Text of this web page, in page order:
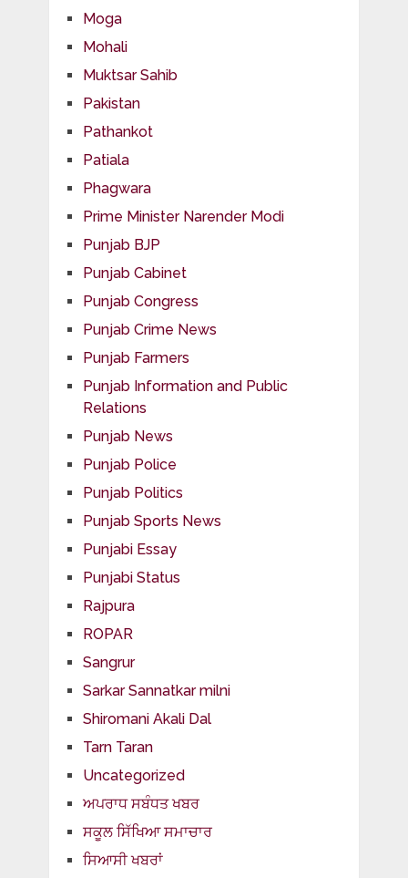
Moga
Mohali
Muktsar Sahib
Pakistan
Pathankot
Patiala
Phagwara
Prime Minister Narender Modi
Punjab BJP
Punjab Cabinet
Punjab Congress
Punjab Crime News
Punjab Farmers
Punjab Information and Public
Relations
Punjab News
Punjab Police
Punjab Politics
Punjab Sports News
Punjabi Essay
Punjabi Status
Rajpura
ROPAR
Sangrur
Sarkar Sannatkar milni
Shiromani Akali Dal
Tarn Taran
Uncategorized
ਅਪਰਾਧ ਸਬੰਧਤ ਖਬਰ
ਸਕੂਲ ਸਿੱਖਿਆ ਸਮਾਚਾਰ
ਸਿਆਸੀ ਖਬਰਾਂ